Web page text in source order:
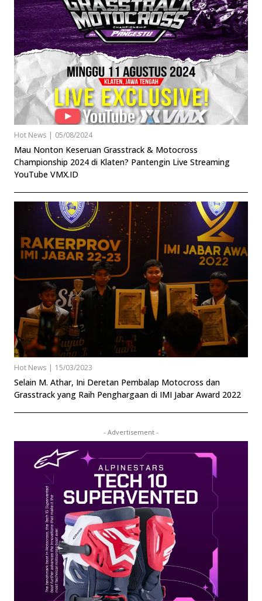
Hot News | 05/08/2024
Mau Nonton Keseruan Grasstrack & Motocross
Championship 2024 di Klaten? Pantengin Live Streaming
YouTube VMX.ID
Hot News 15/03/2023
Selain M. Athar, Ini Deretan Pembalap Motocross dan
Grasstrack yang Raih Penghargaan di IMI Jabar Award 2022
- Advertisement -